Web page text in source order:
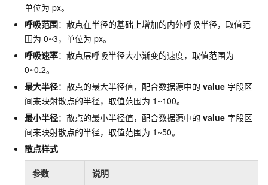
单位为 px。
呼吸范围：散点在半径的基础上增加的内外呼吸半径，取值范
围为 0~3，单位为 px。
呼吸速率：散点层呼吸半径大小渐变的速度，取值范围为
0~0.2。
最大半径：散点的最大半径值，配合数据源中的 value 字段区
间来映射散点的半径，取值范围为 1~100。
最小半径：散点的最小半径值，配合数据源中的 value 字段区
间来映射散点的半径，取值范围为 1~50。
散点样式
参数 说明